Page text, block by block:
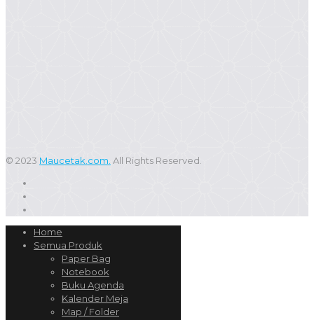
© 2023 Maucetak.com. All Rights Reserved.
Home
Semua Produk
Paper Bag
Notebook
Buku Agenda
Kalender Meja
Map / Folder